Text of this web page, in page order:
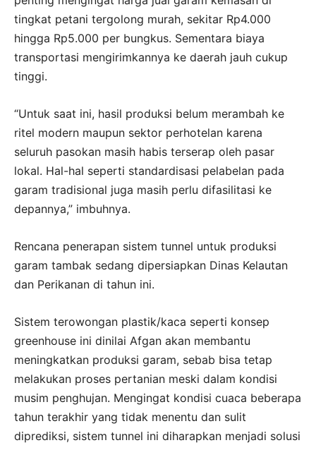
tingkat petani tergolong murah, sekitar Rp4.000
hingga Rp5.000 per bungkus. Sementara biaya
transportasi mengirimkannya ke daerah jauh cukup
tinggi.
“Untuk saat ini, hasil produksi belum merambah ke
ritel modern maupun sektor perhotelan karena
seluruh pasokan masih habis terserap oleh pasar
lokal. Hal-hal seperti standardisasi pelabelan pada
garam tradisional juga masih perlu difasilitasi ke
depannya,” imbuhnya.
Rencana penerapan sistem tunnel untuk produksi
garam tambak sedang dipersiapkan Dinas Kelautan
dan Perikanan di tahun ini.
Sistem terowongan plastik/kaca seperti konsep
greenhouse ini dinilai Afgan akan membantu
meningkatkan produksi garam, sebab bisa tetap
melakukan proses pertanian meski dalam kondisi
musim penghujan. Mengingat kondisi cuaca beberapa
tahun terakhir yang tidak menentu dan sulit
diprediksi, sistem tunnel ini diharapkan menjadi solusi